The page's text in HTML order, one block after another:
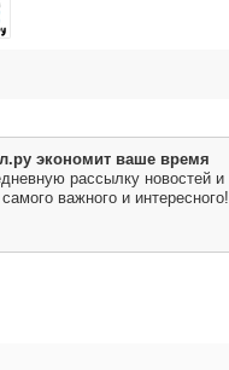
экономит ваше время
рассылку новостей и
важного и интересного!